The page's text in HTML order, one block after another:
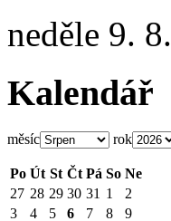
neděle 9. 8.
Kalendář
měsíc rok
Po Út St Čt Pá So Ne
27 28 29 30 31 1
2
3
4 5 6 7 8 9